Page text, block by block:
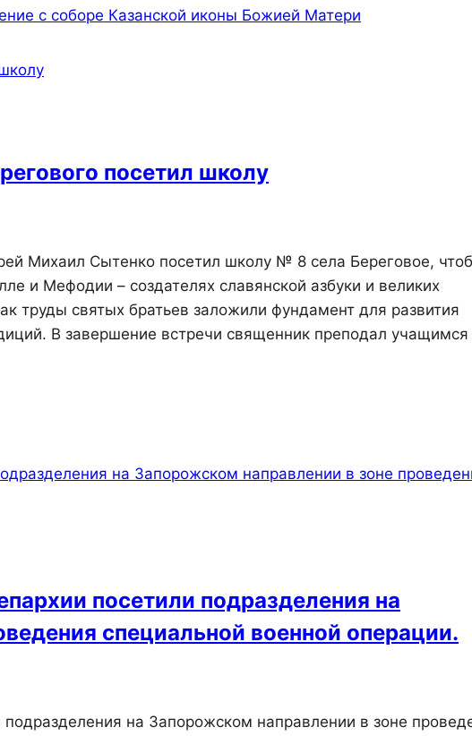
с соборе Казанской иконы Божией Матери
посетил школу
Михаил Сытенко посетил школу № 8 села Береговое,
и Мефодии – создателях славянской азбуки и великих
труды святых братьев заложили фундамент для развития
В завершение встречи священник преподал учащимся
посетили подразделения на
специальной военной операции.
на Запорожском направлении в зоне